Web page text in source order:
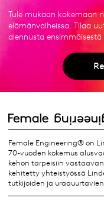
Tule mukaan kokemaan
elämänvaiheissa. Tilaa
alennusta ensimmäisestä
Female Engineering® on
70-vuoden kokemus
kehon tarpeisiin
kehitetty yhteistyössä
tutkijoiden ja